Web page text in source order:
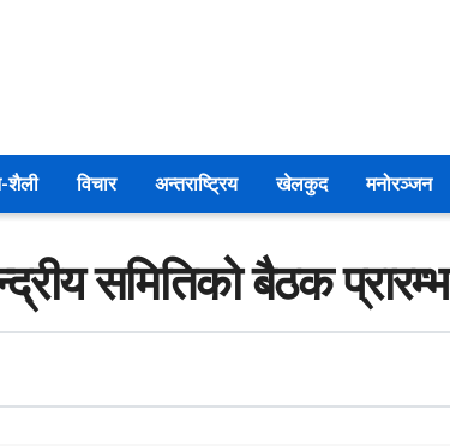
शैली विचार अन्तराष्ट्रिय खेलकुद मनोरञ्जन
समितिको बैठक प्रारम्भ